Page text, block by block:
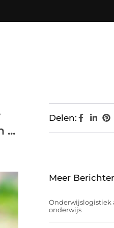
...
Delen:
Meer
Onderwijslogistiek
onderwijs